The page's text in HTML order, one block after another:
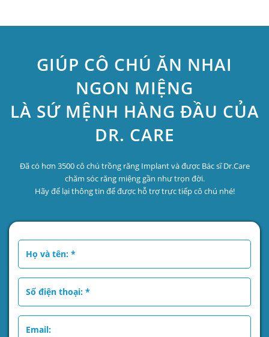
GIÚP CÔ CHÚ ĂN NHAI
NGON MIỆNG
LÀ SỨ MỆNH HÀNG ĐẦU CỦA
DR. CARE
Đã có hơn 3500 cô chú trồng răng Implant và được Bác sĩ Dr.Care
chăm sóc răng miệng gần như trọn đời.
Hãy để lại thông tin để được hỗ trợ trực tiếp cô chú nhé!